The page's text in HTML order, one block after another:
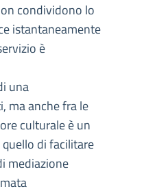
condividono lo
istantaneamente
è
una
ma anche fra le
culturale è un
di facilitare
mediazione